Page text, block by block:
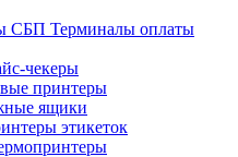
Терминалы оплаты
чекеры
принтеры
ящики
этикеток